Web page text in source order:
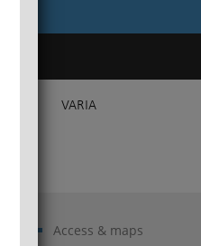
VARIA
Access & maps